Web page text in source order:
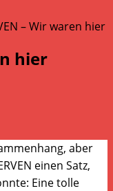
hier
aber
einen Satz,
Eine tolle